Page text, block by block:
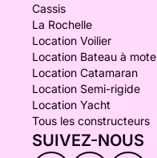
Cassis
La Rochelle
Location Voilier
Location Bateau à
Location Catamaran
Location Semi-rigide
Location Yacht
Tous les constructeurs
SUIVEZ-NOUS